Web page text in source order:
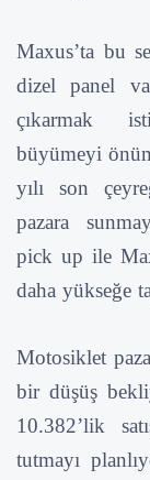
Maxus’ta bu
dizel panel
çıkarmak
büyümeyi
yılı son
pazara
pick up ile
daha yükseğe
Motosiklet
bir düşüş
10.382’lik
tutmayı